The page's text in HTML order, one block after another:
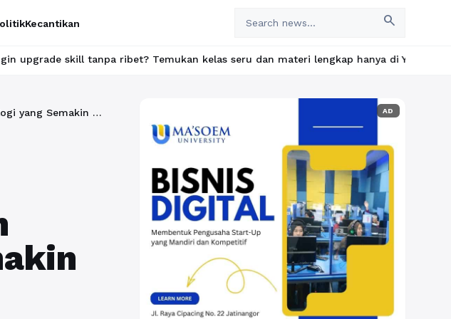
Kecantikan search
ribet? Temukan kelas seru dan materi lengkap hanya di YukBelajar.com. Mulai
Review Toyota Yaris 2026 Terbaru, Hatchback Modern dengan Teknologi yang Semakin Lengkap AD